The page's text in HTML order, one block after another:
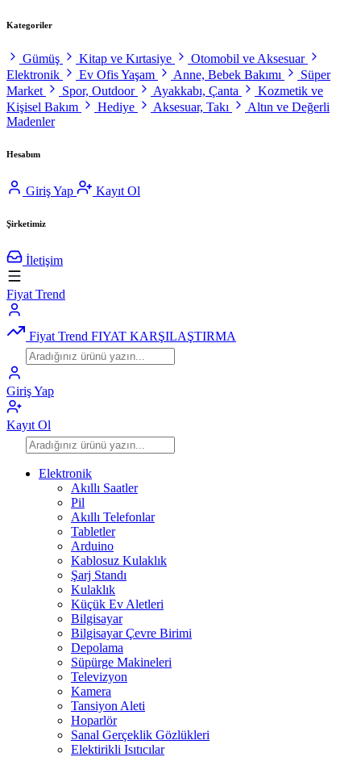
Kategoriler
Gümüş Kitap ve Kırtasiye
Otomobil ve Aksesuar
Elektronik
Ev Ofis Yaşam Anne, Bebek Bakımı
Süper
Market
Spor, Outdoor Ayakkabı, Çanta
Kozmetik ve
Kişisel Bakım
Hediye Aksesuar, Takı
Altın ve Değerli
Madenler
Hesabım
Giriş Yap Kayıt Ol
Şirketimiz
İletişim
Fiyat Trend
Fiyat Trend FIYAT KARŞILAŞTIRMA
Giriş Yap
Kayıt Ol
Elektronik
Akıllı Saatler
Pil
Akıllı Telefonlar
Tabletler
Arduino
Kablosuz Kulaklık
Şarj Standı
Kulaklık
Küçük Ev Aletleri
Bilgisayar
Bilgisayar Çevre Birimi
Depolama
Süpürge Makineleri
Televizyon
Kamera
Tansiyon Aleti
Hoparlör
Sanal Gerçeklik Gözlükleri
Elektirikli Isıtıcılar